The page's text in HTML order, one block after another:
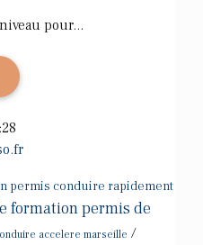
pour...
permis conduire rapidement
formation permis de
accelere marseille /